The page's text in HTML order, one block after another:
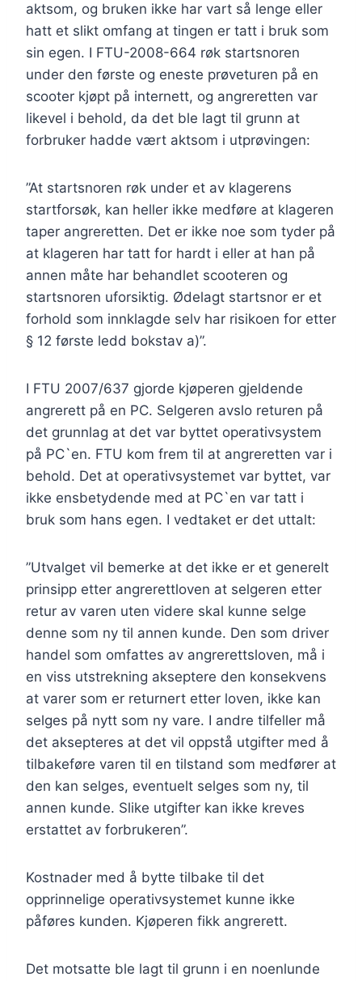
aktsom, og bruken ikke har vart så lenge eller
hatt et slikt omfang at tingen er tatt i bruk som
sin egen. I FTU-2008-664 røk startsnoren
under den første og eneste prøveturen på en
scooter kjøpt på internett, og angreretten var
likevel i behold, da det ble lagt til grunn at
forbruker hadde vært aktsom i utprøvingen:
”At startsnoren røk under et av klagerens
startforsøk, kan heller ikke medføre at klageren
taper angreretten. Det er ikke noe som tyder på
at klageren har tatt for hardt i eller at han på
annen måte har behandlet scooteren og
startsnoren uforsiktig. Ødelagt startsnor er et
forhold som innklagde selv har risikoen for etter
§ 12 første ledd bokstav a)”.
I FTU 2007/637 gjorde kjøperen gjeldende
angrerett på en PC. Selgeren avslo returen på
det grunnlag at det var byttet operativsystem
på PC`en. FTU kom frem til at angreretten var i
behold. Det at operativsystemet var byttet, var
ikke ensbetydende med at PC`en var tatt i
bruk som hans egen. I vedtaket er det uttalt:
”Utvalget vil bemerke at det ikke er et generelt
prinsipp etter angrerettloven at selgeren etter
retur av varen uten videre skal kunne selge
denne som ny til annen kunde. Den som driver
handel som omfattes av angrerettsloven, må i
en viss utstrekning akseptere den konsekvens
at varer som er returnert etter loven, ikke kan
selges på nytt som ny vare. I andre tilfeller må
det aksepteres at det vil oppstå utgifter med å
tilbakeføre varen til en tilstand som medfører at
den kan selges, eventuelt selges som ny, til
annen kunde. Slike utgifter kan ikke kreves
erstattet av forbrukeren”.
Kostnader med å bytte tilbake til det
opprinnelige operativsystemet kunne ikke
påføres kunden. Kjøperen fikk angrerett.
Det motsatte ble lagt til grunn i en noenlunde